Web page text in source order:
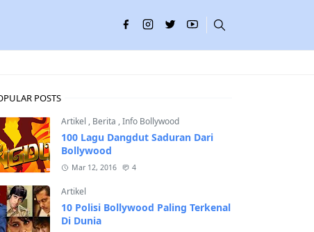
POSTS
Artikel , Berita ,Info Bollywood
100 Lagu Dangdut Saduran Dari
Bollywood
Mar 12, 2016 4
Artikel
10 Polisi Bollywood Paling Terkenal
Di Dunia